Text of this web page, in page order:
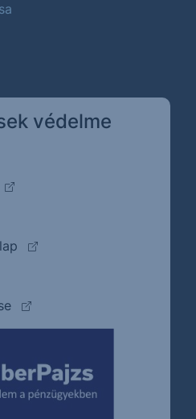
védelme
(külső oldalra ugrik)
ugrik)
(külső oldalra ugrik)
(külső oldalra ugrik)